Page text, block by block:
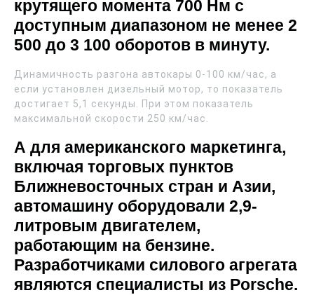
крутящего момента 700 Нм с
доступным диапазоном не менее 2
500 до 3 100 оборотов в минуту.
Динамичность разгона автокары 0-100 км/час, а
если установлен дизельный мотор, то показатель
достигает 5,1 секунды. При этом показатель
максимальной скорости 250 км/час.
А для американского маркетинга,
включая торговых пунктов
Ближневосточных стран и Азии,
автомашину оборудовали 2,9-
литровым двигателем,
работающим на бензине.
Разработчиками силового агрегата
являются специалисты из Porsche.